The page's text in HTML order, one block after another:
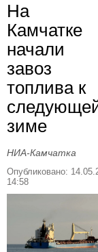
На
Камчатке
начали
завоз
топлива к
зиме
НИА-Камчатка
Опубликовано:
14:58